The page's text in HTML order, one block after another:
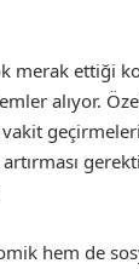
merak ettiği
alıyor.
hem de